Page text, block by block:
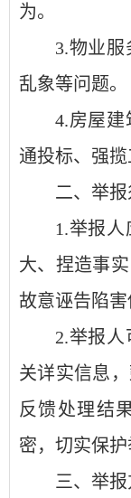
为。
3.物业
乱象等问题。
4.房屋建
通投标、强揽
二、举报
1.举报
大、捏造事
故意诬告陷害
2.举报
关详实信息
反馈处理结
密，切实保护
三、举